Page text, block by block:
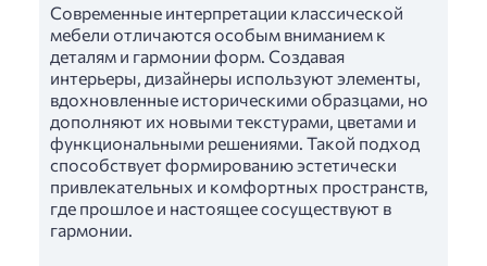
Современные интерпретации классической
мебели отличаются особым вниманием к
деталям и гармонии форм. Создавая
интерьеры, дизайнеры используют элементы,
вдохновленные историческими образцами, но
дополняют их новыми текстурами, цветами и
функциональными решениями. Такой подход
способствует формированию эстетически
привлекательных и комфортных пространств,
где прошлое и настоящее сосуществуют в
гармонии.